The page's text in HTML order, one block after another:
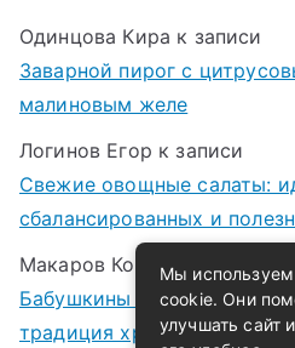
Одинцова Кира к записи
Заварной пирог с
малиновым желе
Логинов Егор к записи
Свежие овощные салаты:
сбалансированных и
Макаров Корней к записи
Бабушкины рецепты
традиция хранения лета в
Мы
cookie. Они
улучшать сайт